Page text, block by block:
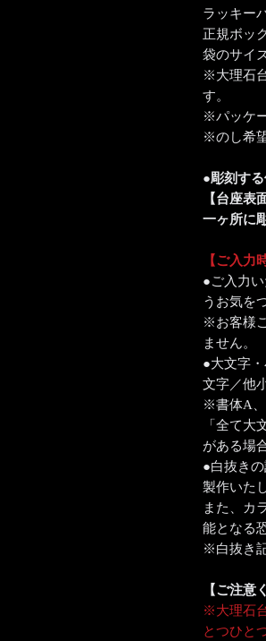
ラッキー
正規ボッ
袋のサイ
※大理石
す。
※パッケ
※のし希
●彫刻す
【台座表
一ヶ所に
【ご入力
●ご入力
うお気を
※お客様
ません。
●大文字
文字／他
※書体A、
「全て大
がある場
●白抜き
製作いた
また、カ
能となる
※白抜き
【ご注意
※大理石
とつひと